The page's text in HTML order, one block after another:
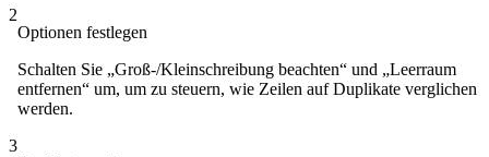
2
Optionen festlegen
Schalten Sie „Groß-/Kleinschreibung beachten“ und „Leerraum
entfernen“ um, um zu steuern, wie Zeilen auf Duplikate verglichen
werden.
3